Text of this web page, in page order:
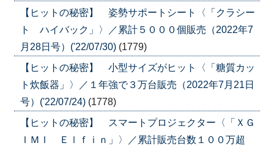
【ヒットの秘密】 姿勢サポートシート〈「クラシー
ト ハイバック」〉／累計５０００個販売（2022年7
月28日号）('22/07/30) (1779)
【ヒットの秘密】 小型サイズがヒット〈「糖質カッ
ト炊飯器」〉／１年強で３万台販売（2022年7月21日
号）('22/07/24) (1778)
【ヒットの秘密】 スマートプロジェクター〈「ＸＧ
ＩＭＩ Ｅｌｆｉｎ」〉／累計販売台数１００万超